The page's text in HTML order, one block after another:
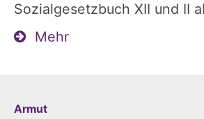
Sozialgesetzbuch XII und II
Mehr
Armut: